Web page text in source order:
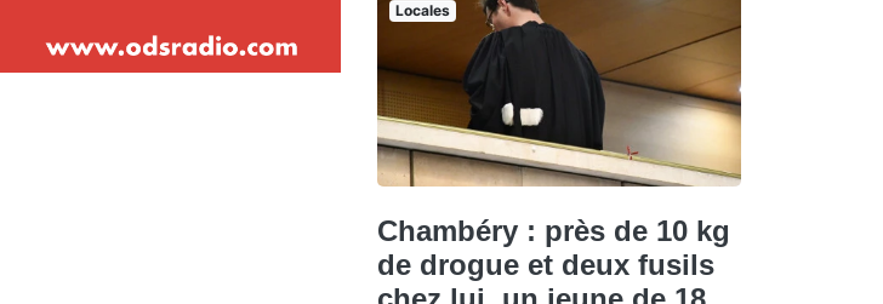
Locales
Chambéry : près de 10 kg
de drogue et deux fusils